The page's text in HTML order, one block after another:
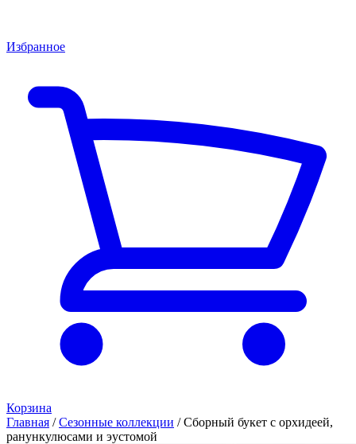
Избранное
Корзина
Главная / Сезонные коллекции / Сборный букет с орхидеей,
ранункулюсами и эустомой